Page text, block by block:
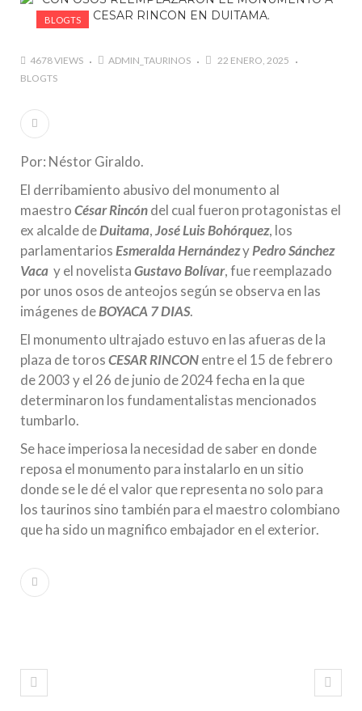
BLOGTS
4678 VIEWS ADMIN_TAURINOS
22 ENERO, 2025
BLOGTS
Por: Néstor Giraldo.
El derribamiento abusivo del monumento al
maestroCésar Rincóndel cual fueron protagonistas el
ex alcalde deDuitama,José Luis Bohórquez, los
parlamentariosEsmeralda HernándezyPedro Sánchez
Vaca y el novelistaGustavo Bolívar, fue reemplazado
por unos osos de anteojos según se observa en las
imágenes deBOYACA 7 DIAS.
El monumento ultrajado estuvo en las afueras de la
plaza de torosCESAR RINCONentre el 15 de febrero
de 2003 y el 26 de junio de 2024 fecha en la que
determinaron los fundamentalistas mencionados
tumbarlo.
Se hace imperiosa la necesidad de saber en donde
reposa el monumento para instalarlo en un sitio
donde se le dé el valor que representa no solo para
los taurinos sino también para el maestro colombiano
que ha sido un magnifico embajador en el exterior.